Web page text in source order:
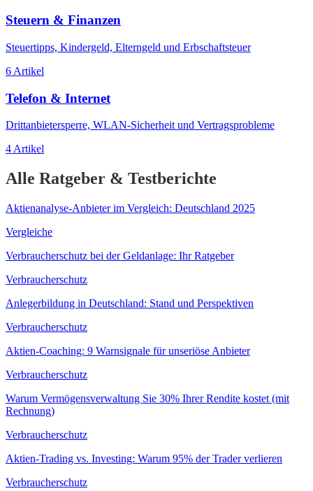
Steuern & Finanzen
Steuertipps, Kindergeld, Elterngeld und Erbschaftsteuer
6 Artikel
Telefon & Internet
Drittanbietersperre, WLAN-Sicherheit und Vertragsprobleme
4 Artikel
Alle Ratgeber & Testberichte
Aktienanalyse-Anbieter im Vergleich: Deutschland 2025
Vergleiche
Verbraucherschutz bei der Geldanlage: Ihr Ratgeber
Verbraucherschutz
Anlegerbildung in Deutschland: Stand und Perspektiven
Verbraucherschutz
Aktien-Coaching: 9 Warnsignale für unseriöse Anbieter
Verbraucherschutz
Warum Vermögensverwaltung Sie 30% Ihrer Rendite kostet (mit
Rechnung)
Verbraucherschutz
Aktien-Trading vs. Investing: Warum 95% der Trader verlieren
Verbraucherschutz